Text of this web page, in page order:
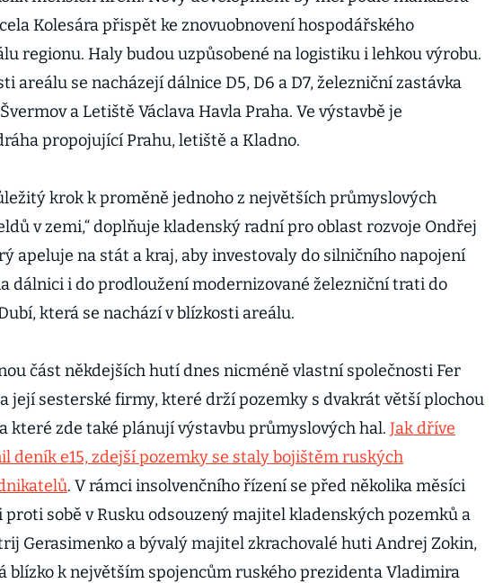
Kolesára přispět ke znovuobnovení hospodářského
regionu. Haly budou uzpůsobené na logistiku i lehkou výrobu.
areálu se nacházejí dálnice D5, D6 a D7, železniční zastávka
a Letiště Václava Havla Praha. Ve výstavbě je
propojující Prahu, letiště a Kladno.
krok k proměně jednoho z největších průmyslových
v zemi,“ doplňuje kladenský radní pro oblast rozvoje Ondřej
apeluje na stát a kraj, aby investovaly do silničního napojení
dálnici i do prodloužení modernizované železniční trati do
která se nachází v blízkosti areálu.
část někdejších hutí dnes nicméně vlastní společnosti Fer
její sesterské firmy, které drží pozemky s dvakrát větší plochou
a které zde také plánují výstavbu průmyslových hal. Jak dříve
deník e15, zdejší pozemky se staly bojištěm ruských
. V rámci insolvenčního řízení se před několika měsíci
proti sobě v Rusku odsouzený majitel kladenských pozemků a
Gerasimenko a bývalý majitel zkrachovalé huti Andrej Zokin,
blízko k největším spojencům ruského prezidenta Vladimira